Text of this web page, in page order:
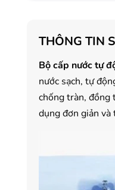
- Cam kết hàng mới
Hồ Chí Minh
- Vận chuyển Toàn
- Bảo hành 24
THÔNG TIN
Bộ cấp nước tự
nước sạch, tự
chống tràn, đồng
dụng đơn giản và